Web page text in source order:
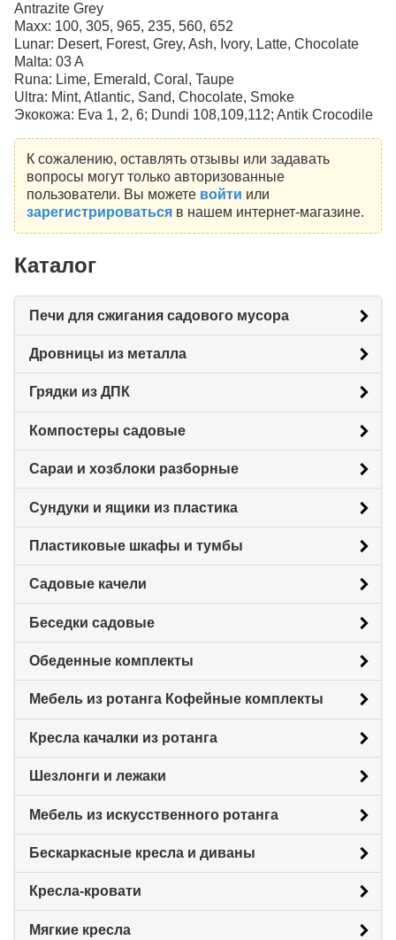
Antrazite Grey
Maxx: 100, 305, 965, 235, 560, 652
Lunar: Desert, Forest, Grey, Ash, Ivory, Latte, Chocolate
Malta: 03 A
Runa: Lime, Emerald, Coral, Taupe
Ultra: Mint, Atlantic, Sand, Chocolate, Smoke
Экокожа: Eva 1, 2, 6; Dundi 108,109,112; Antik Crocodile
К сожалению, оставлять отзывы или задавать
вопросы могут только авторизованные
пользователи. Вы можете войти или
зарегистрироватьсяв нашем интернет-магазине.
Каталог
Печи для сжигания садового мусора
Дровницы из металла
Грядки из ДПК
Компостеры садовые
Сараи и хозблоки разборные
Сундуки и ящики из пластика
Пластиковые шкафы и тумбы
Садовые качели
Беседки садовые
Обеденные комплекты
Мебель из ротанга Кофейные комплекты
Кресла качалки из ротанга
Шезлонги и лежаки
Мебель из искусственного ротанга
Бескаркасные кресла и диваны
Кресла-кровати
Мягкие кресла